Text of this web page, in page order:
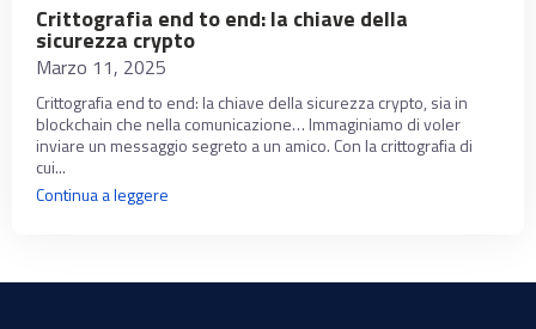
Crittografia end to end: la chiave della
sicurezza crypto
Marzo 11, 2025
Crittografia end to end: la chiave della sicurezza crypto, sia in
blockchain che nella comunicazione… Immaginiamo di voler
inviare un messaggio segreto a un amico. Con la crittografia di
cui...
Continua a leggere